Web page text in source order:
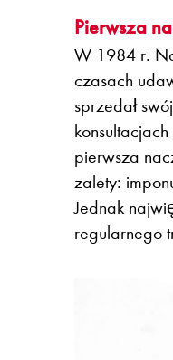
Pierwsza
W 1984 r.
czasach
sprzedał
pierwsza
zalety:
Jednak
regularnego